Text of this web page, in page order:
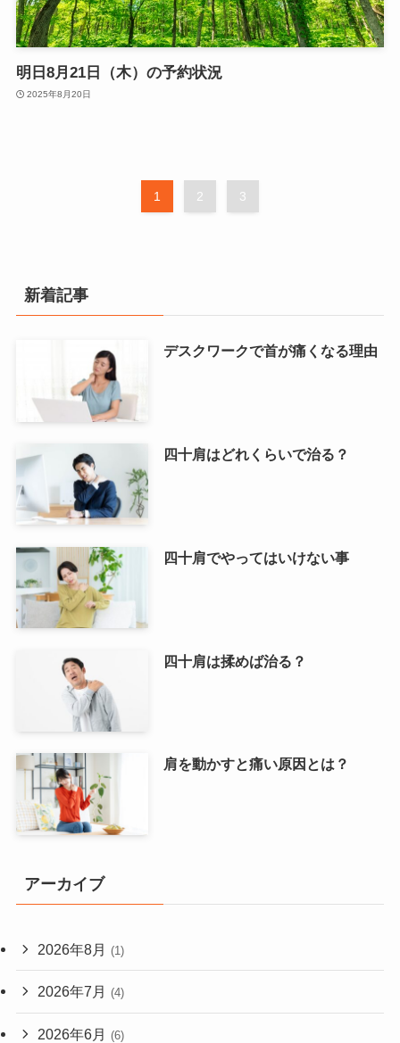
明日8月21日（木）の予約状況
2025年8月20日
1 2 3
新着記事
デスクワークで首が痛くなる理由
四十肩はどれくらいで治る？
四十肩でやってはいけない事
四十肩は揉めば治る？
肩を動かすと痛い原因とは？
アーカイブ
2026年8月 (1)
2026年7月 (4)
2026年6月 (6)